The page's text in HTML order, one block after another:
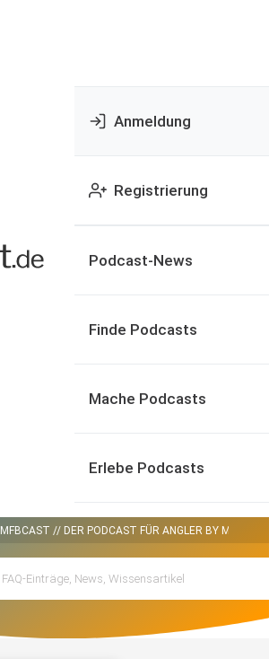
Anmeldung
Registrierung
Podcast-News
Finde Podcasts
Mache Podcasts
Erlebe Podcasts
MFBCAST // DER PODCAST FÜR ANGLER BY